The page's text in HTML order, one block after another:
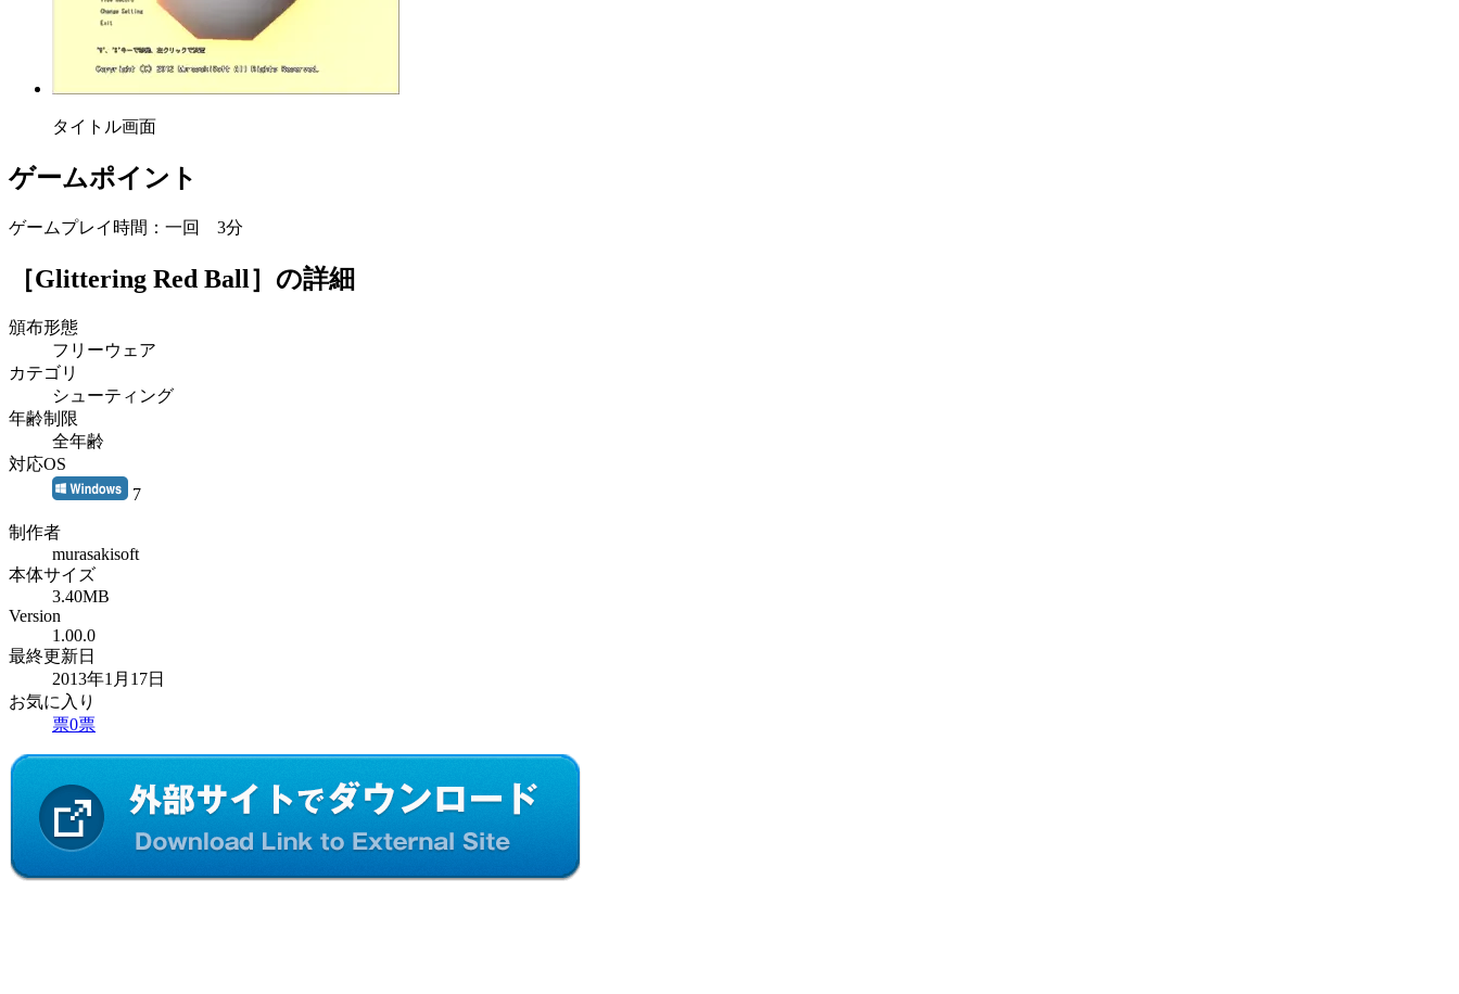
タイトル画面
ゲームポイント
ゲームプレイ時間：一回 3分
［Glittering Red Ball］ の詳細
頒布形態
フリーウェア
カテゴリ
シューティング
年齢制限
全年齢
対応OS
7
制作者
murasakisoft
本体サイズ
3.40MB
Version
1.00.0
最終更新日
2013年1月17日
お気に入り
票0票